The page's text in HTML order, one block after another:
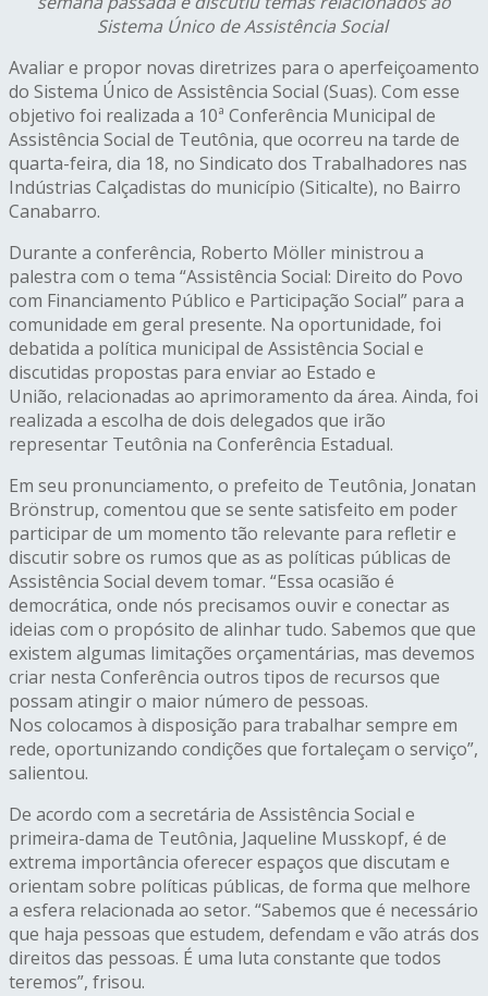
Sistema Único de Assistência Social
Avaliar e propor novas diretrizes para o aperfeiçoamento
do Sistema Único de Assistência Social (Suas). Com esse
objetivo foi realizada a 10ª Conferência Municipal de
Assistência Social de Teutônia, que ocorreu na tarde de
quarta-feira, dia 18, no Sindicato dos Trabalhadores nas
Indústrias Calçadistas do município (Siticalte), no Bairro
Canabarro.
Durante a conferência, Roberto Möller ministrou a
palestra com o tema “Assistência Social: Direito do Povo
com Financiamento Público e Participação Social” para a
comunidade em geral presente. Na oportunidade, foi
debatida a política municipal de Assistência Social e
discutidas propostas para enviar ao Estado e
União, relacionadas ao aprimoramento da área. Ainda, foi
realizada a escolha de dois delegados que irão
representar Teutônia na Conferência Estadual.
Em seu pronunciamento, o prefeito de Teutônia, Jonatan
Brönstrup, comentou que se sente satisfeito em poder
participar de um momento tão relevante para refletir e
discutir sobre os rumos que as as políticas públicas de
Assistência Social devem tomar. “Essa ocasião é
democrática, onde nós precisamos ouvir e conectar as
ideias com o propósito de alinhar tudo. Sabemos que que
existem algumas limitações orçamentárias, mas devemos
criar nesta Conferência outros tipos de recursos que
possam atingir o maior número de pessoas.
Nos colocamos à disposição para trabalhar sempre em
rede, oportunizando condições que fortaleçam o serviço”,
salientou.
De acordo com a secretária de Assistência Social e
primeira-dama de Teutônia, Jaqueline Musskopf, é de
extrema importância oferecer espaços que discutam e
orientam sobre políticas públicas, de forma que melhore
a esfera relacionada ao setor. “Sabemos que é necessário
que haja pessoas que estudem, defendam e vão atrás dos
direitos das pessoas. É uma luta constante que todos
teremos”, frisou.